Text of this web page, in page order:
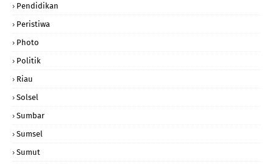
Pendidikan
Peristiwa
Photo
Politik
Riau
Solsel
Sumbar
Sumsel
Sumut